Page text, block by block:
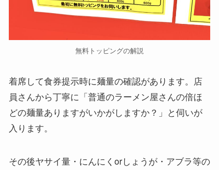
無料トッピングの解説
着席して食券提示時に麺量の確認があります。店
員さんから丁寧に「普通のラーメン屋さんの倍ほ
どの麺量ありますがいかがしますか？」と伺いが
入ります。
その後ヤサイ量・にんにくorしょうが・アブラ等の